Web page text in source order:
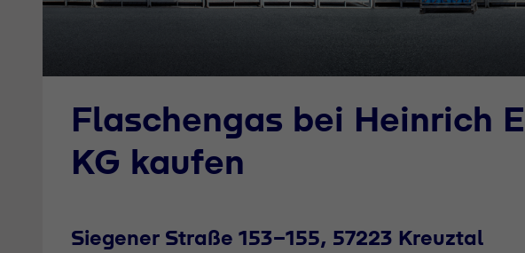
Flaschengas bei Heinrich
KG kaufen
Siegener Straße 153-155, 57223 Kreuztal